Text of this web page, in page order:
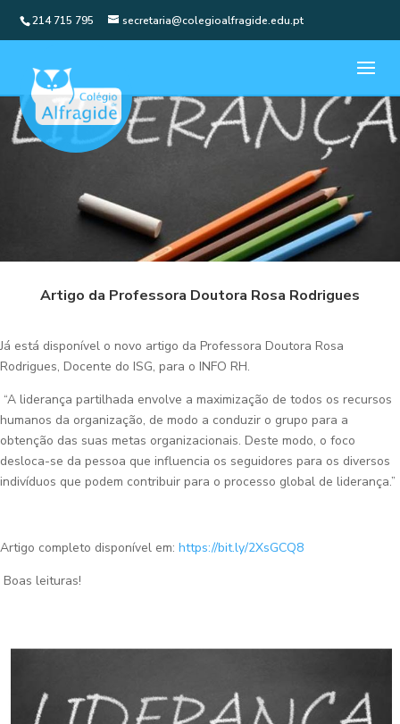
214 715 795 secretaria@colegioalfragide.edu.pt
Artigo da Professora Doutora Rosa Rodrigues
Já está disponível o novo artigo da Professora Doutora Rosa
Rodrigues, Docente do ISG, para o INFO RH.
“A liderança partilhada envolve a maximização de todos os recursos
humanos da organização, de modo a conduzir o grupo para a
obtenção das suas metas organizacionais. Deste modo, o foco
desloca-se da pessoa que influencia os seguidores para os diversos
indivíduos que podem contribuir para o processo global de liderança.”
Artigo completo disponível em: https://bit.ly/2XsGCQ8
Boas leituras!